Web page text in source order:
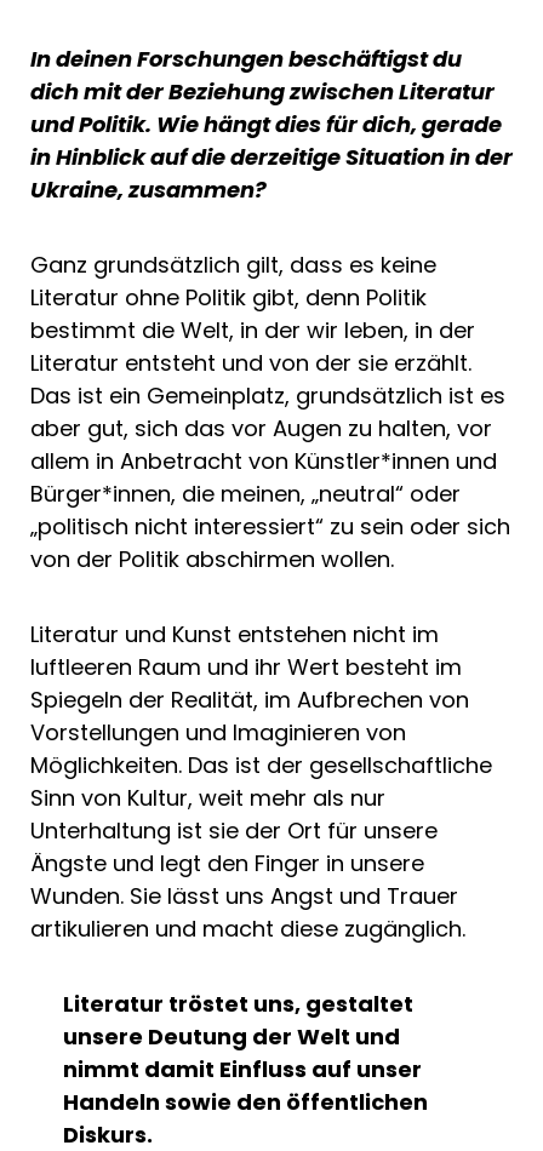
In deinen Forschungen beschäftigst du
dich mit der Beziehung zwischen Literatur
und Politik. Wie hängt dies für dich, gerade
in Hinblick auf die derzeitige Situation in der
Ukraine, zusammen?
Ganz grundsätzlich gilt, dass es keine
Literatur ohne Politik gibt, denn Politik
bestimmt die Welt, in der wir leben, in der
Literatur entsteht und von der sie erzählt.
Das ist ein Gemeinplatz, grundsätzlich ist es
aber gut, sich das vor Augen zu halten, vor
allem in Anbetracht von Künstler*innen und
Bürger*innen, die meinen, „neutral“ oder
„politisch nicht interessiert“ zu sein oder sich
von der Politik abschirmen wollen.
Literatur und Kunst entstehen nicht im
luftleeren Raum und ihr Wert besteht im
Spiegeln der Realität, im Aufbrechen von
Vorstellungen und Imaginieren von
Möglichkeiten. Das ist der gesellschaftliche
Sinn von Kultur, weit mehr als nur
Unterhaltung ist sie der Ort für unsere
Ängste und legt den Finger in unsere
Wunden. Sie lässt uns Angst und Trauer
artikulieren und macht diese zugänglich.
Literatur tröstet uns, gestaltet
unsere Deutung der Welt und
nimmt damit Einfluss auf unser
Handeln sowie den öffentlichen
Diskurs.